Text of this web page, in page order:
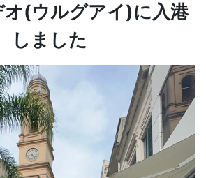
オ(ウルグアイ)に入港
しました